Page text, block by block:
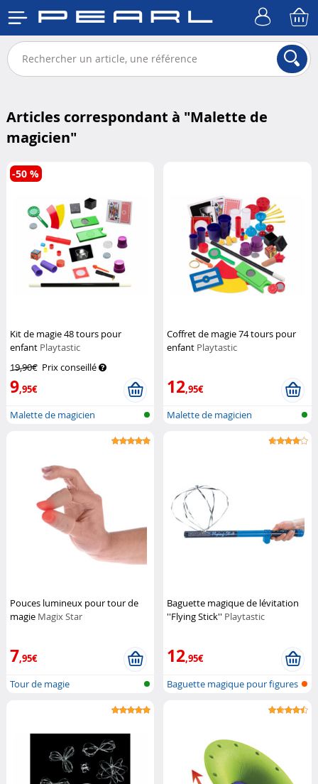
Articles correspondant à "Malette de
magicien"
Kit de magie 48 tours pour
enfant Playtastic
19,90€ Prix conseillé
9,95€
-50 %
Malette de magicien
Coffret de magie 74 tours pour
enfant Playtastic
12,95€
Malette de magicien
Pouces lumineux pour tour de
magie Magix Star
7,95€
Tour de magie
Baguette magique de lévitation
''Flying Stick'' Playtastic
12,95€
Baguette magique pour figures